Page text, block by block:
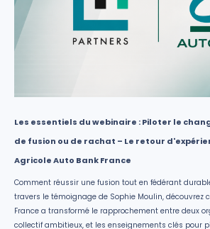
Les essentiels du webinaire : Piloter le
de fusion ou de rachat – Le retour
Agricole Auto Bank France
Comment réussir une fusion tout en fédérant
travers le témoignage de Sophie Moulin, découvrez
France a transformé le rapprochement entre deux
collectif ambitieux, et les enseignements clés pour